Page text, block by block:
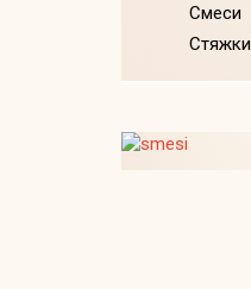
Смеси
Стяжки